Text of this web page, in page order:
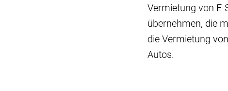
Vermietung von
übernehmen, die
die Vermietung
Autos.